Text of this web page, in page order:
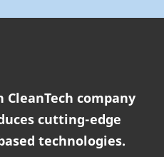
company
cutting-edge
technologies.